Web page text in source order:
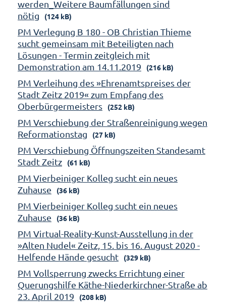
werden_Weitere Baumfällungen sind
nötig
(124 kB)
PM Verlegung B 180 - OB Christian Thieme
sucht gemeinsam mit Beteiligten nach
Lösungen - Termin zeitgleich mit
Demonstration am 14.11.2019
(216 kB)
PM Verleihung des »Ehrenamtspreises der
Stadt Zeitz 2019« zum Empfang des
Oberbürgermeisters
(252 kB)
PM Verschiebung der Straßenreinigung wegen
Reformationstag
(27 kB)
PM Verschiebung Öffnungszeiten Standesamt
Stadt Zeitz
(61 kB)
PM Vierbeiniger Kolleg sucht ein neues
Zuhause
(36 kB)
PM Vierbeiniger Kolleg sucht ein neues
Zuhause
(36 kB)
PM Virtual-Reality-Kunst-Ausstellung in der
»Alten Nudel« Zeitz, 15. bis 16. August 2020 -
Helfende Hände gesucht
(329 kB)
PM Vollsperrung zwecks Errichtung einer
Querungshilfe Käthe-Niederkirchner-Straße ab
23. April 2019
(208 kB)